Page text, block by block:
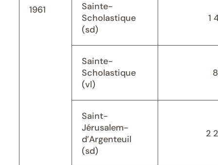
1961
Sainte-
Scholastique
(sd)
1
Sainte-
Scholastique
(vl)
Saint-
Jérusalem-
d’Argenteuil
(sd)
2